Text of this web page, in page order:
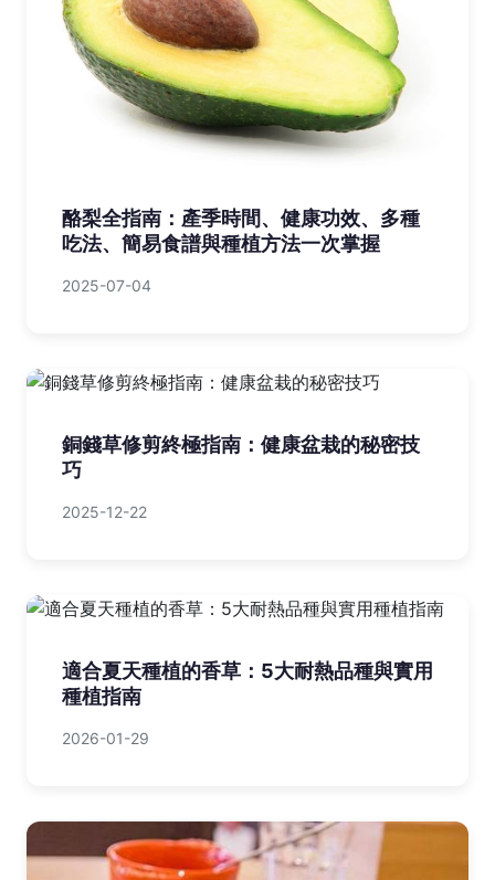
酪梨全指南：產季時間、健康功效、多種
吃法、簡易食譜與種植方法一次掌握
2025-07-04
銅錢草修剪終極指南：健康盆栽的秘密技
巧
2025-12-22
適合夏天種植的香草：5大耐熱品種與實用
種植指南
2026-01-29